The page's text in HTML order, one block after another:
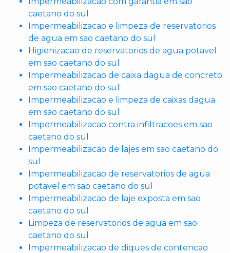
caetano do sul
Impermeabilizacao e limpeza de reservatorios
de agua em sao caetano do sul
Higienizacao de reservatorios de agua potavel
em sao caetano do sul
Impermeabilizacao de caixa dagua de concreto
em sao caetano do sul
Impermeabilizacao e limpeza de caixas dagua
em sao caetano do sul
Impermeabilizacao contra infiltracoes em sao
caetano do sul
Impermeabilizacao de lajes em sao caetano do
sul
Impermeabilizacao de reservatorios de agua
potavel em sao caetano do sul
Impermeabilizacao de laje exposta em sao
caetano do sul
Limpeza de reservatorios de agua em sao
caetano do sul
Impermeabilizacao de diques de contencao